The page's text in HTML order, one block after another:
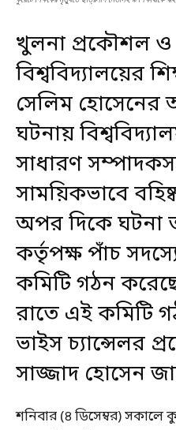
খুলনা প্রকৌশল ও
বিশ্ববিদ্যালয়ের
সেলিম হোসেনের
ঘটনায়
সাধারণ
সাময়িকভাবে
অপর দিকে ঘটনা
কর্তৃপক্ষ পাঁচ
কমিটি গঠন
রাতে এই কমিটি
ভাইস চ্যান্সেলর
সাজ্জাদ হোসেন
শনিবার (৪ ডিসেম্বর)